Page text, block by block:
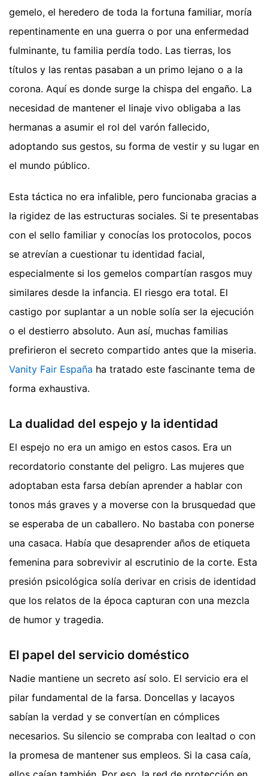
gemelo, el heredero de toda la fortuna familiar, moría
repentinamente en una guerra o por una enfermedad
fulminante, tu familia perdía todo. Las tierras, los
títulos y las rentas pasaban a un primo lejano o a la
corona. Aquí es donde surge la chispa del engaño. La
necesidad de mantener el linaje vivo obligaba a las
hermanas a asumir el rol del varón fallecido,
adoptando sus gestos, su forma de vestir y su lugar en
el mundo público.
Esta táctica no era infalible, pero funcionaba gracias a
la rigidez de las estructuras sociales. Si te presentabas
con el sello familiar y conocías los protocolos, pocos
se atrevían a cuestionar tu identidad facial,
especialmente si los gemelos compartían rasgos muy
similares desde la infancia. El riesgo era total. El
castigo por suplantar a un noble solía ser la ejecución
o el destierro absoluto. Aun así, muchas familias
prefirieron el secreto compartido antes que la miseria.
Vanity Fair España ha tratado este fascinante tema de
forma exhaustiva.
La dualidad del espejo y la identidad
El espejo no era un amigo en estos casos. Era un
recordatorio constante del peligro. Las mujeres que
adoptaban esta farsa debían aprender a hablar con
tonos más graves y a moverse con la brusquedad que
se esperaba de un caballero. No bastaba con ponerse
una casaca. Había que desaprender años de etiqueta
femenina para sobrevivir al escrutinio de la corte. Esta
presión psicológica solía derivar en crisis de identidad
que los relatos de la época capturan con una mezcla
de humor y tragedia.
El papel del servicio doméstico
Nadie mantiene un secreto así solo. El servicio era el
pilar fundamental de la farsa. Doncellas y lacayos
sabían la verdad y se convertían en cómplices
necesarios. Su silencio se compraba con lealtad o con
la promesa de mantener sus empleos. Si la casa caía,